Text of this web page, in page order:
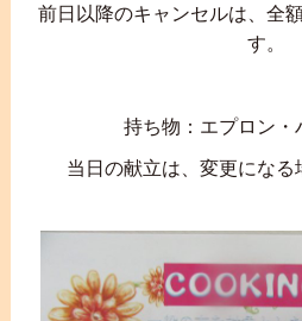
前日以降のキャンセルは、全
す。
持ち物：エプロン・
当日の献立は、変更になる